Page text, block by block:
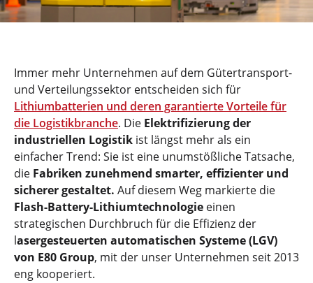
Immer mehr Unternehmen auf dem Gütertransport-
und Verteilungssektor entscheiden sich für
Lithiumbatterien und deren garantierte Vorteile für
die Logistikbranche. Die Elektrifizierung der
industriellen Logistik ist längst mehr als ein
einfacher Trend: Sie ist eine unumstößliche Tatsache,
die Fabriken zunehmend smarter, effizienter und
sicherer gestaltet. Auf diesem Weg markierte die
Flash-Battery-Lithiumtechnologie einen
strategischen Durchbruch für die Effizienz der
lasergesteuerten automatischen Systeme (LGV)
von E80 Group, mit der unser Unternehmen seit 2013
eng kooperiert.